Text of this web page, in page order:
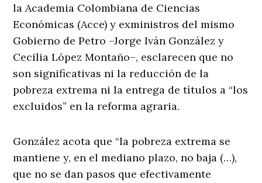
la Academia Colombiana de Ciencias
Económicas (Acce) y exministros del mismo
Gobierno de Petro –Jorge Iván González y
Cecilia López Montaño–, esclarecen que no
son significativas ni la reducción de la
pobreza extrema ni la entrega de títulos a “los
excluidos” en la reforma agraria.
González acota que “la pobreza extrema se
mantiene y, en el mediano plazo, no baja (…),
que no se dan pasos que efectivamente